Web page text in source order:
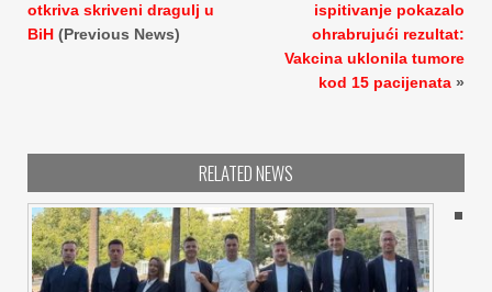
otkriva skriveni dragulj u
BiH (Previous News)
ispitivanje pokazalo
ohrabrujući rezultat:
Vakcina uklonila tumore
kod 15 pacijenata »
RELATED NEWS